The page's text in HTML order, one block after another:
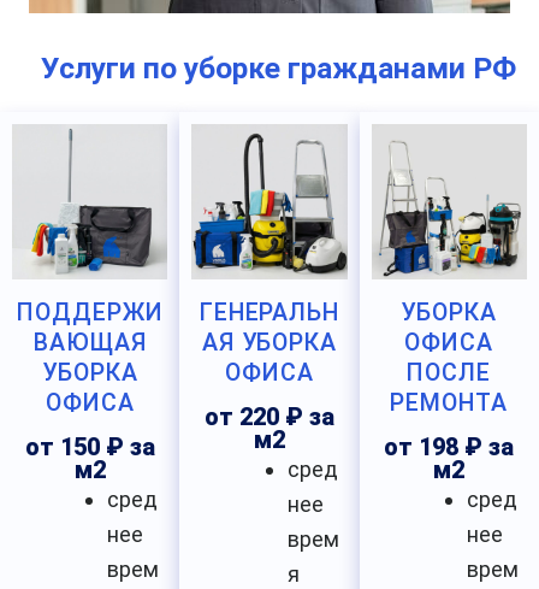
Услуги по уборке гражданами РФ
ПОДДЕРЖИ
ВАЮЩАЯ
УБОРКА
ОФИСА
от 150 ₽ за
м2
сред
нее
врем
ГЕНЕРАЛЬН
АЯ УБОРКА
ОФИСА
от 220 ₽ за
м2
сред
нее
врем
я
УБОРКА
ОФИСА
ПОСЛЕ
РЕМОНТА
от 198 ₽ за
м2
сред
нее
врем